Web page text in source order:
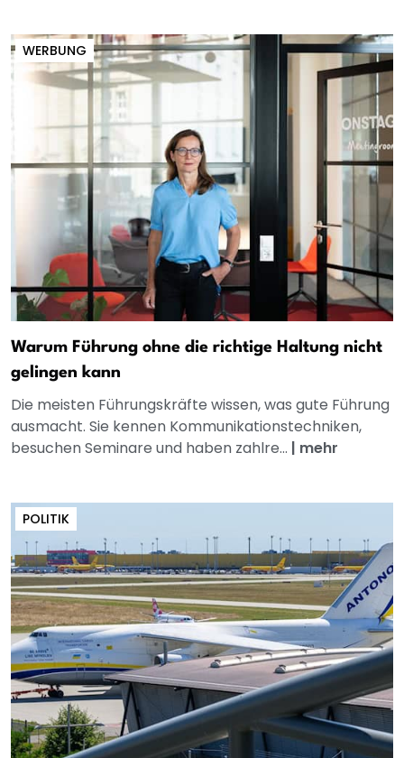
WERBUNG
Warum Führung ohne die richtige Haltung nicht
gelingen kann
Die meisten Führungskräfte wissen, was gute Führung
ausmacht. Sie kennen Kommunikationstechniken,
besuchen Seminare und haben zahlre... | mehr
POLITIK